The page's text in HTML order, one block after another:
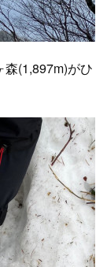
(1,897m)がひ